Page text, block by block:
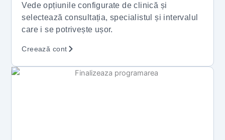
Vede opțiunile configurate de clinică și
selectează consultația, specialistul și intervalul
care i se potrivește ușor.
Creează cont